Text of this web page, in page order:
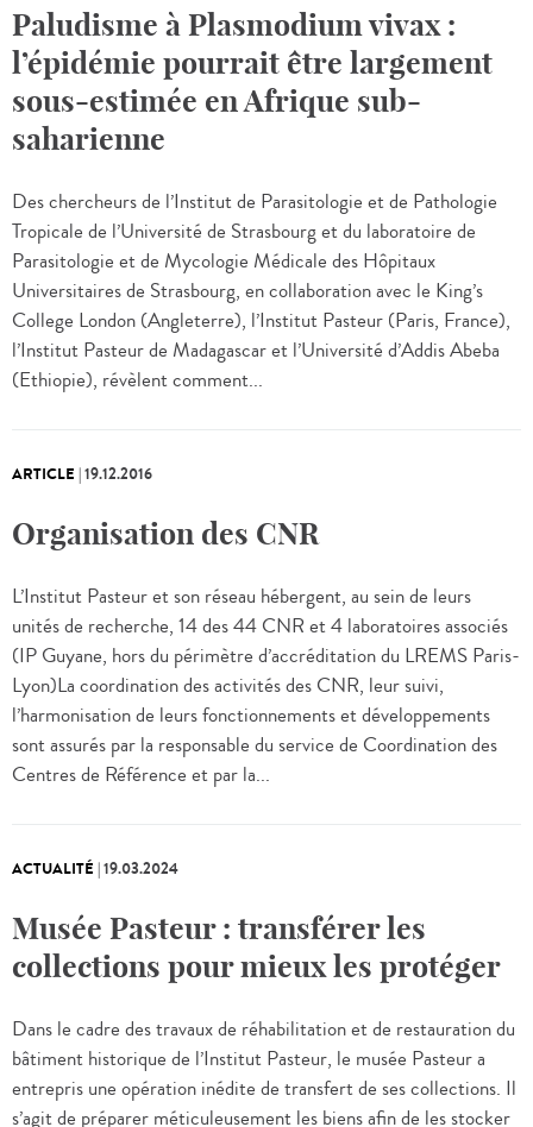
Paludisme à Plasmodium vivax :
l’épidémie pourrait être largement
sous-estimée en Afrique sub-
saharienne
Des chercheurs de l’Institut de Parasitologie et de Pathologie
Tropicale de l’Université de Strasbourg et du laboratoire de
Parasitologie et de Mycologie Médicale des Hôpitaux
Universitaires de Strasbourg, en collaboration avec le King’s
College London (Angleterre), l’Institut Pasteur (Paris, France),
l’Institut Pasteur de Madagascar et l’Université d’Addis Abeba
(Ethiopie), révèlent comment...
ARTICLE |19.12.2016
Organisation des CNR
L’Institut Pasteur et son réseau hébergent, au sein de leurs
unités de recherche, 14 des 44 CNR et 4 laboratoires associés
(IP Guyane, hors du périmètre d’accréditation du LREMS Paris-
Lyon)La coordination des activités des CNR, leur suivi,
l’harmonisation de leurs fonctionnements et développements
sont assurés par la responsable du service de Coordination des
Centres de Référence et par la...
ACTUALITÉ |19.03.2024
Musée Pasteur : transférer les
collections pour mieux les protéger
Dans le cadre des travaux de réhabilitation et de restauration du
bâtiment historique de l’Institut Pasteur, le musée Pasteur a
entrepris une opération inédite de transfert de ses collections. Il
s’agit de préparer méticuleusement les biens afin de les stocker